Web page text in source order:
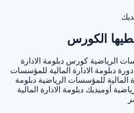
الكورس
الرياضية كورس دبلومة الادارة
دورة دبلومة الادارة المالية للمؤسسات
المالية للمؤسسات الرياضية دبلومة
أوميديك دبلومة الادارة المالية